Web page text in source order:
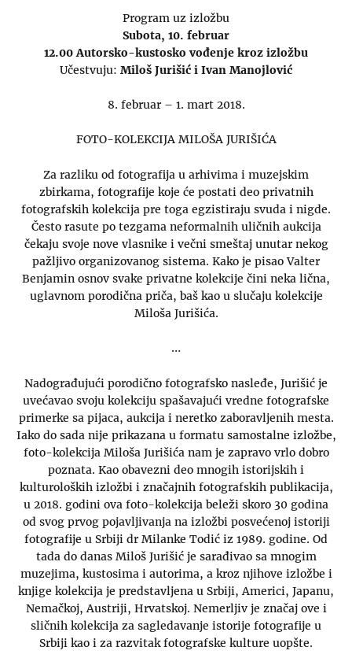
Program uz izložbu
Subota, 10. februar
12.00 Autorsko-kustosko vođenje kroz izložbu
Učestvuju: Miloš Jurišić i Ivan Manojlović
8. februar – 1. mart 2018.
FOTO-KOLEKCIJA MILOŠA JURIŠIĆA
Za razliku od fotografija u arhivima i muzejskim
zbirkama, fotografije koje će postati deo privatnih
fotografskih kolekcija pre toga egzistiraju svuda i nigde.
Često rasute po tezgama neformalnih uličnih aukcija
čekaju svoje nove vlasnike i večni smeštaj unutar nekog
pažljivo organizovanog sistema. Kako je pisao Valter
Benjamin osnov svake privatne kolekcije čini neka lična,
uglavnom porodična priča, baš kao u slučaju kolekcije
Miloša Jurišića.
…
Nadograđujući porodično fotografsko nasleđe, Jurišić je
uvećavao svoju kolekciju spašavajući vredne fotografske
primerke sa pijaca, aukcija i neretko zaboravljenih mesta.
Iako do sada nije prikazana u formatu samostalne izložbe,
foto-kolekcija Miloša Jurišića nam je zapravo vrlo dobro
poznata. Kao obavezni deo mnogih istorijskih i
kulturoloških izložbi i značajnih fotografskih publikacija,
u 2018. godini ova foto-kolekcija beleži skoro 30 godina
od svog prvog pojavljivanja na izložbi posvećenoj istoriji
fotografije u Srbiji dr Milanke Todić iz 1989. godine. Od
tada do danas Miloš Jurišić je sarađivao sa mnogim
muzejima, kustosima i autorima, a kroz njihove izložbe i
knjige kolekcija je predstavljena u Srbiji, Americi, Japanu,
Nemačkoj, Austriji, Hrvatskoj. Nemerljiv je značaj ove i
sličnih kolekcija za sagledavanje istorije fotografije u
Srbiji kao i za razvitak fotografske kulture uopšte.